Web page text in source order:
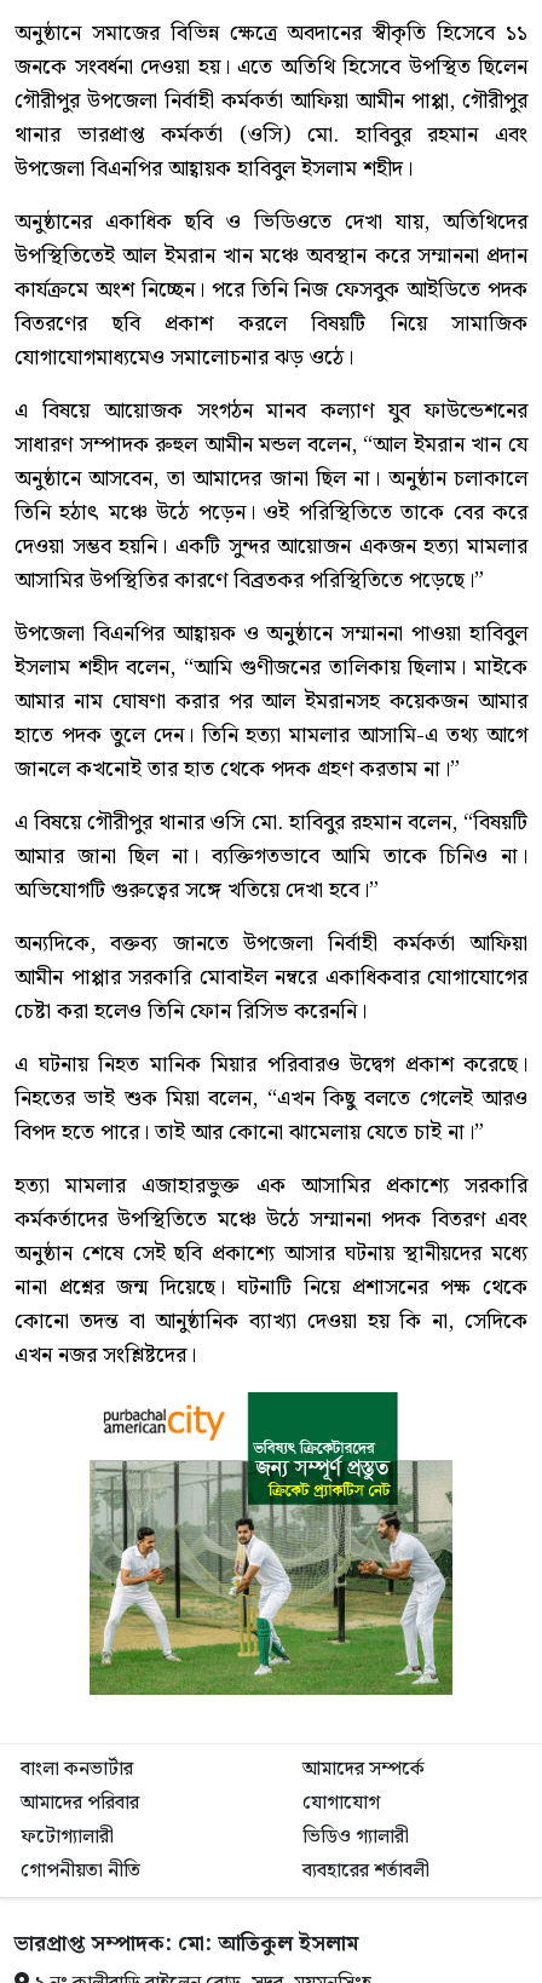
অনুষ্ঠানে সমাজের বিভিন্ন ক্ষেত্রে অবদানের স্বীকৃতি হিসেবে ১১
জনকে সংবর্ধনা দেওয়া হয়। এতে অতিথি হিসেবে উপস্থিত ছিলেন
গৌরীপুর উপজেলা নির্বাহী কর্মকর্তা আফিয়া আমীন পাপ্পা, গৌরীপুর
থানার ভারপ্রাপ্ত কর্মকর্তা (ওসি) মো. হাবিবুর রহমান এবং
উপজেলা বিএনপির আহ্বায়ক হাবিবুল ইসলাম শহীদ।
অনুষ্ঠানের একাধিক ছবি ও ভিডিওতে দেখা যায়, অতিথিদের
উপস্থিতিতেই আল ইমরান খান মঞ্চে অবস্থান করে সম্মাননা প্রদান
কার্যক্রমে অংশ নিচ্ছেন। পরে তিনি নিজ ফেসবুক আইডিতে পদক
বিতরণের ছবি প্রকাশ করলে বিষয়টি নিয়ে সামাজিক
যোগাযোগমাধ্যমেও সমালোচনার ঝড় ওঠে।
এ বিষয়ে আয়োজক সংগঠন মানব কল্যাণ যুব ফাউন্ডেশনের
সাধারণ সম্পাদক রুহুল আমীন মন্ডল বলেন, “আল ইমরান খান যে
অনুষ্ঠানে আসবেন, তা আমাদের জানা ছিল না। অনুষ্ঠান চলাকালে
তিনি হঠাৎ মঞ্চে উঠে পড়েন। ওই পরিস্থিতিতে তাকে বের করে
দেওয়া সম্ভব হয়নি। একটি সুন্দর আয়োজন একজন হত্যা মামলার
আসামির উপস্থিতির কারণে বিব্রতকর পরিস্থিতিতে পড়েছে।”
উপজেলা বিএনপির আহ্বায়ক ও অনুষ্ঠানে সম্মাননা পাওয়া হাবিবুল
ইসলাম শহীদ বলেন, “আমি গুণীজনের তালিকায় ছিলাম। মাইকে
আমার নাম ঘোষণা করার পর আল ইমরানসহ কয়েকজন আমার
হাতে পদক তুলে দেন। তিনি হত্যা মামলার আসামি-এ তথ্য আগে
জানলে কখনোই তার হাত থেকে পদক গ্রহণ করতাম না।”
এ বিষয়ে গৌরীপুর থানার ওসি মো. হাবিবুর রহমান বলেন, “বিষয়টি
আমার জানা ছিল না। ব্যক্তিগতভাবে আমি তাকে চিনিও না।
অভিযোগটি গুরুত্বের সঙ্গে খতিয়ে দেখা হবে।”
অন্যদিকে, বক্তব্য জানতে উপজেলা নির্বাহী কর্মকর্তা আফিয়া
আমীন পাপ্পার সরকারি মোবাইল নম্বরে একাধিকবার যোগাযোগের
চেষ্টা করা হলেও তিনি ফোন রিসিভ করেননি।
এ ঘটনায় নিহত মানিক মিয়ার পরিবারও উদ্বেগ প্রকাশ করেছে।
নিহতের ভাই শুক মিয়া বলেন, “এখন কিছু বলতে গেলেই আরও
বিপদ হতে পারে। তাই আর কোনো ঝামেলায় যেতে চাই না।”
হত্যা মামলার এজাহারভুক্ত এক আসামির প্রকাশ্যে সরকারি
কর্মকর্তাদের উপস্থিতিতে মঞ্চে উঠে সম্মাননা পদক বিতরণ এবং
অনুষ্ঠান শেষে সেই ছবি প্রকাশ্যে আসার ঘটনায় স্থানীয়দের মধ্যে
নানা প্রশ্নের জন্ম দিয়েছে। ঘটনাটি নিয়ে প্রশাসনের পক্ষ থেকে
কোনো তদন্ত বা আনুষ্ঠানিক ব্যাখ্যা দেওয়া হয় কি না, সেদিকে
এখন নজর সংশ্লিষ্টদের।
বাংলা কনভার্টার
আমাদের সম্পর্কে
আমাদের পরিবার
যোগাযোগ
ফটোগ্যালারী
ভিডিও গ্যালারী
গোপনীয়তা নীতি
ব্যবহারের শর্তাবলী
ভারপ্রাপ্ত সম্পাদক: মো: আতিকুল ইসলাম